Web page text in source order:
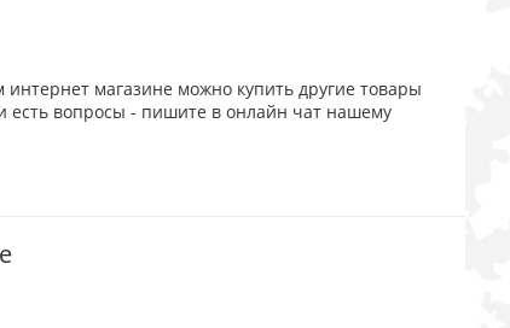
магазине можно купить другие товары
есть вопросы - пишите в онлайн чат нашему